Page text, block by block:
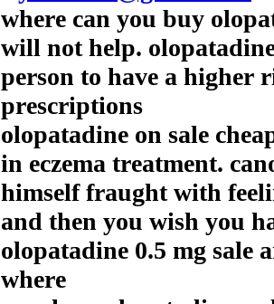
where can you buy
will not help.
person to have a higher
prescriptions
olopatadine on sale
in eczema treatment.
himself fraught with
and then you wish you
olopatadine 0.5 mg sale
where